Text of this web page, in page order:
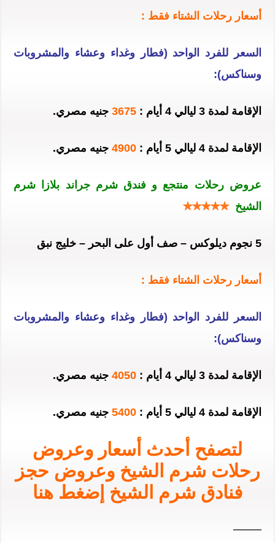
أسعار رحلات الشتاء فقط :
السعر للفرد الواحد (فطار وغداء وعشاء والمشروبات
وسناكس):
الإقامة لمدة 3 ليالي 4 أيام : 3675 جنيه مصري.
الإقامة لمدة 4 ليالي 5 أيام : 4900 جنيه مصري.
عروض رحلات منتجع و فندق شرم جراند بلازا شرم
الشيخ ✯✯✯✯✯
5 نجوم ديلوكس – صف أول على البحر – خليج نبق
أسعار رحلات الشتاء فقط :
السعر للفرد الواحد (فطار وغداء وعشاء والمشروبات
وسناكس):
الإقامة لمدة 3 ليالي 4 أيام : 4050 جنيه مصري.
الإقامة لمدة 4 ليالي 5 أيام : 5400 جنيه مصري.
لتصفح أحدث أسعار وعروض
رحلات شرم الشيخ وعروض حجز
فنادق شرم الشيخ إضغط هنا
——–